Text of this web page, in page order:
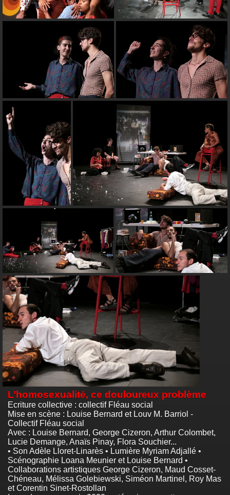
L’homosexualité, ce douloureux problème
Ecriture collective : collectif Fléau social
Mise en scène : Louise Bernard et Louv M. Barriol -
Collectif Fléau social
Avec : Louise Bernard, George Cizeron, Arthur Colombet,
Lucie Demange, Anaïs Pinay, Flora Souchier...
• Son Adèle Lloret-Linarès • Lumière Myriam Adjallé •
Scénographie Loana Meunier et Louise Bernard •
Collaborations artistiques George Cizeron, Maud Cosset-
Chéneau, Mélissa Golebiewski, Siméon Martinel, Roy Mas
et Corentin Sinet-Rostollan